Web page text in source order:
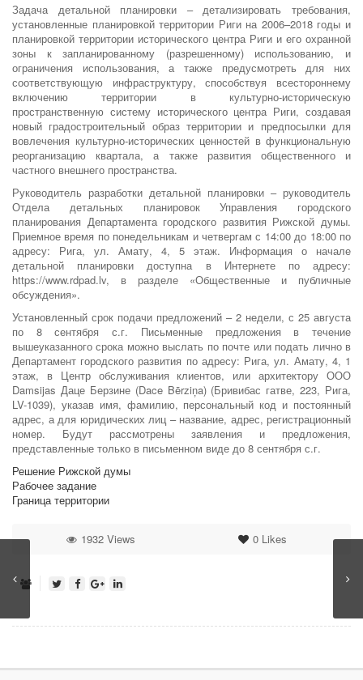
Задача детальной планировки – детализировать требования,
установленные планировкой территории Риги на 2006–2018 годы и
планировкой территории исторического центра Риги и его охранной
зоны к запланированному (разрешенному) использованию, и
ограничения использования, а также предусмотреть для них
соответствующую инфраструктуру, способствуя всестороннему
включению территории в культурно-историческую
пространственную систему исторического центра Риги, создавая
новый градостроительный образ территории и предпосылки для
вовлечения культурно-исторических ценностей в функциональную
реорганизацию квартала, а также развития общественного и
частного внешнего пространства.
Руководитель разработки детальной планировки – руководитель
Отдела детальных планировок Управления городского
планирования Департамента городского развития Рижской думы.
Приемное время по понедельникам и четвергам с 14:00 до 18:00 по
адресу: Рига, ул. Амату, 4, 5 этаж. Информация о начале
детальной планировки доступна в Интернете по адресу:
https://www.rdpad.lv, в разделе «Общественные и публичные
обсуждения».
Установленный срок подачи предложений – 2 недели, с 25 августа
по 8 сентября с.г. Письменные предложения в течение
вышеуказанного срока можно выслать по почте или подать лично в
Департамент городского развития по адресу: Рига, ул. Амату, 4, 1
этаж, в Центр обслуживания клиентов, или архитектору ООО
Damsijas Даце Берзине (Dace Bērziņa) (Бривибас гатве, 223, Рига,
LV-1039), указав имя, фамилию, персональный код и постоянный
адрес, а для юридических лиц – название, адрес, регистрационный
номер. Будут рассмотрены заявления и предложения,
представленные только в письменном виде до 8 сентября с.г.
Решение Рижской думы
Рабочее задание
Граница территории
0Likes
1932 Views